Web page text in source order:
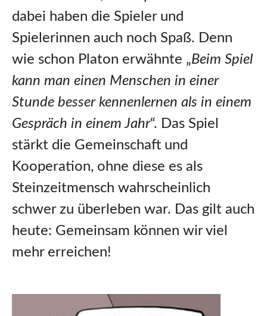
dabei haben die Spieler und
Spielerinnen auch noch Spaß. Denn
wie schon Platon erwähnte „Beim Spiel
kann man einen Menschen in einer
Stunde besser kennenlernen als in einem
Gespräch in einem Jahr“. Das Spiel
stärkt die Gemeinschaft und
Kooperation, ohne diese es als
Steinzeitmensch wahrscheinlich
schwer zu überleben war. Das gilt auch
heute: Gemeinsam können wir viel
mehr erreichen!